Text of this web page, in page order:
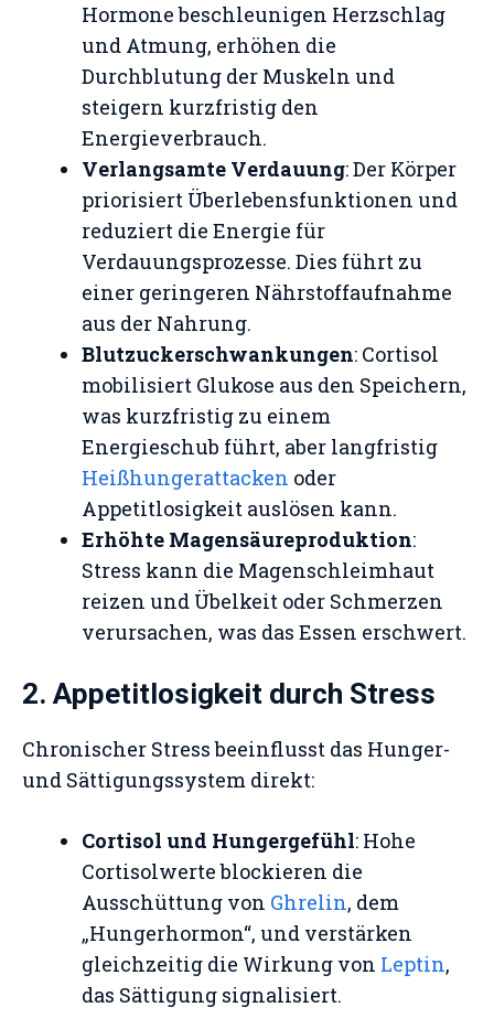
Hormone beschleunigen Herzschlag
und Atmung, erhöhen die
Durchblutung der Muskeln und
steigern kurzfristig den
Energieverbrauch.
Verlangsamte Verdauung: Der Körper
priorisiert Überlebensfunktionen und
reduziert die Energie für
Verdauungsprozesse. Dies führt zu
einer geringeren Nährstoffaufnahme
aus der Nahrung.
Blutzuckerschwankungen: Cortisol
mobilisiert Glukose aus den Speichern,
was kurzfristig zu einem
Energieschub führt, aber langfristig
Heißhungerattacken oder
Appetitlosigkeit auslösen kann.
Erhöhte Magensäureproduktion:
Stress kann die Magenschleimhaut
reizen und Übelkeit oder Schmerzen
verursachen, was das Essen erschwert.
2. Appetitlosigkeit durch Stress
Chronischer Stress beeinflusst das Hunger-
und Sättigungssystem direkt:
Cortisol und Hungergefühl: Hohe
Cortisolwerte blockieren die
Ausschüttung von Ghrelin, dem
„Hungerhormon“, und verstärken
gleichzeitig die Wirkung von Leptin,
das Sättigung signalisiert.